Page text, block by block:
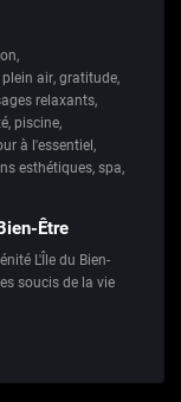
,
air, gratitude,
relaxants,
, piscine,
à l'essentiel ,
esthétiques, spa,
Être
L'Île du Bien-
soucis de la vie